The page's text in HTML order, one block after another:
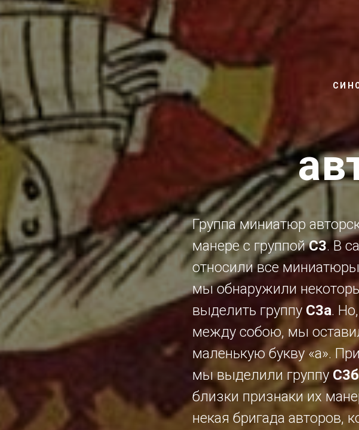
Группа миниатюр
манере с группойС3. В
относили все
мы обнаружили
выделить группу С3а.
между собою, мы
маленькую букву «а».
мы выделили группу С3б
близки признаки их
некая бригада авторов,